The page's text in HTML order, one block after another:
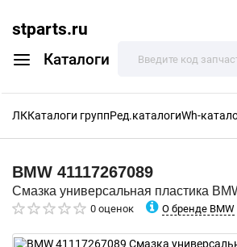
stparts.ru
Каталоги
ЛККаталоги группРед.каталогиWh-
BMW 41117267089
Смазка универсальная пластика
0 оценок О бренде BMW